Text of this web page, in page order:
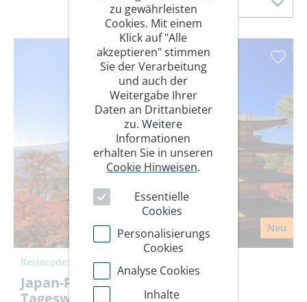
Neu
Reisecode: JARUN
Japan-Rundreise mit leichten
zu gewährleisten
Cookies. Mit einem
Klick auf "Alle
akzeptieren" stimmen
Sie der Verarbeitung
und auch der
Weitergabe Ihrer
Daten an Drittanbieter
zu. Weitere
Informationen
erhalten Sie in unseren
Cookie Hinweisen.
Essentielle
Cookies
Personalisierungs
Cookies
Analyse Cookies
Inhalte